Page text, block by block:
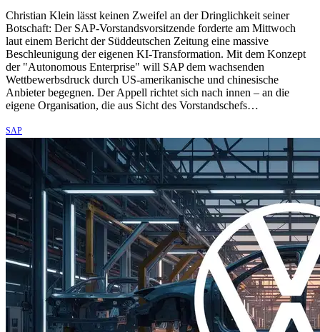
Christian Klein lässt keinen Zweifel an der Dringlichkeit seiner
Botschaft: Der SAP-Vorstandsvorsitzende forderte am Mittwoch
laut einem Bericht der Süddeutschen Zeitung eine massive
Beschleunigung der eigenen KI-Transformation. Mit dem Konzept
der "Autonomous Enterprise" will SAP dem wachsenden
Wettbewerbsdruck durch US-amerikanische und chinesische
Anbieter begegnen. Der Appell richtet sich nach innen – an die
eigene Organisation, die aus Sicht des Vorstandschefs…
SAP